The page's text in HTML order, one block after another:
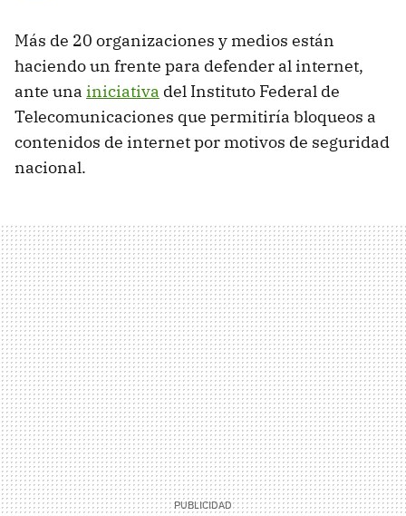
Más de 20 organizaciones y medios están
haciendo un frente para defender al internet,
ante una iniciativa del Instituto Federal de
Telecomunicaciones que permitiría bloqueos a
contenidos de internet por motivos de seguridad
nacional.